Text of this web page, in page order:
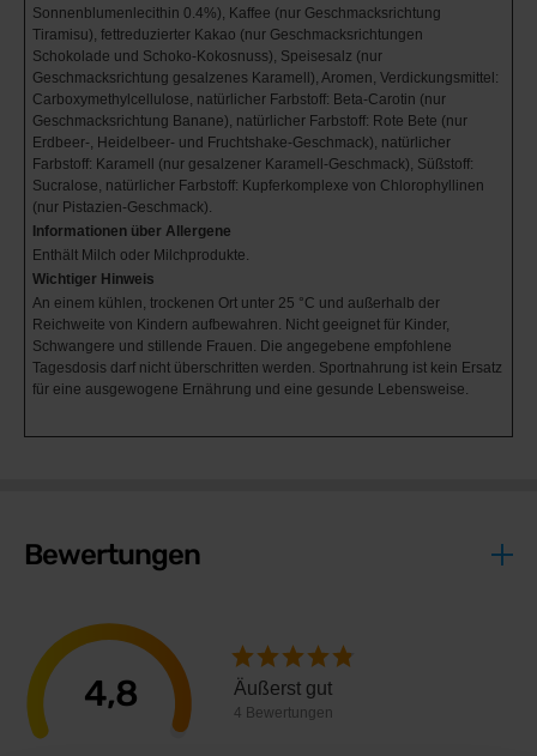
Sonnenblumenlecithin 0.4%), Kaffee (nur Geschmacksrichtung
Tiramisu), fettreduzierter Kakao (nur Geschmacksrichtungen
Schokolade und Schoko-Kokosnuss), Speisesalz (nur
Geschmacksrichtung gesalzenes Karamell), Aromen, Verdickungsmittel:
Carboxymethylcellulose, natürlicher Farbstoff: Beta-Carotin (nur
Geschmacksrichtung Banane), natürlicher Farbstoff: Rote Bete (nur
Erdbeer-, Heidelbeer- und Fruchtshake-Geschmack), natürlicher
Farbstoff: Karamell (nur gesalzener Karamell-Geschmack), Süßstoff:
Sucralose, natürlicher Farbstoff: Kupferkomplexe von Chlorophyllinen
(nur Pistazien-Geschmack).
Informationen über Allergene
Enthält Milch oder Milchprodukte.
Wichtiger Hinweis
An einem kühlen, trockenen Ort unter 25 °C und außerhalb der
Reichweite von Kindern aufbewahren. Nicht geeignet für Kinder,
Schwangere und stillende Frauen. Die angegebene empfohlene
Tagesdosis darf nicht überschritten werden. Sportnahrung ist kein Ersatz
für eine ausgewogene Ernährung und eine gesunde Lebensweise.
Bewertungen
4,8 Äußerst gut
4 Bewertungen